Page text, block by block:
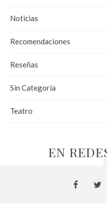
Noticias
Recomendaciones
Reseñas
Sin Categoría
Teatro
EN